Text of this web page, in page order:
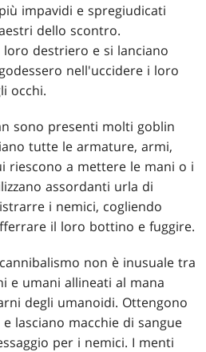
impavidi e spregiudicati
dello scontro.
destriero e si lanciano
nell'uccidere i loro
occhi.
sono presenti molti goblin
tutte le armature, armi,
riescono a mettere le mani o i
assordanti urla di
i nemici, cogliendo
il loro bottino e fuggire.
non è inusuale tra
e umani allineati al mana
degli umanoidi. Ottengono
lasciano macchie di sangue
per i nemici. I menti